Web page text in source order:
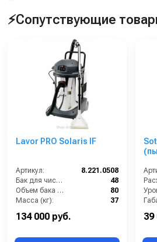
⚡Сопутствующие
Lavor PRO Solaris IF
Артикул:
8.221.0508
Бак для чистой воды (л):
48
Объем бака (л):
80
Масса (кг):
37
134 000 руб. 39